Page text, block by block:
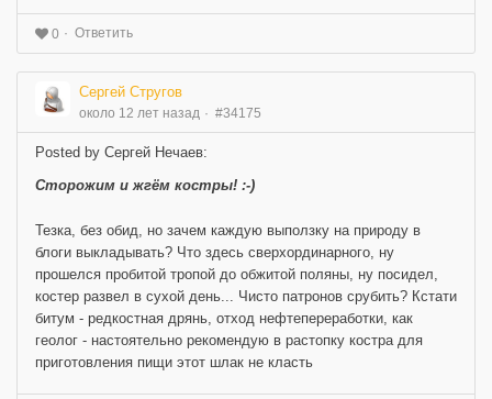
0 Ответить
Сергей Стругов
около 12 лет назад #34175
Posted by Сергей Нечаев:
Сторожим и жгём костры! :-)
Тезка, без обид, но зачем каждую выползку на природу в
блоги выкладывать? Что здесь сверхординарного, ну
прошелся пробитой тропой до обжитой поляны, ну посидел,
костер развел в сухой день... Чисто патронов срубить? Кстати
битум - редкостная дрянь, отход нефтепереработки, как
геолог - настоятельно рекомендую в растопку костра для
приготовления пищи этот шлак не класть